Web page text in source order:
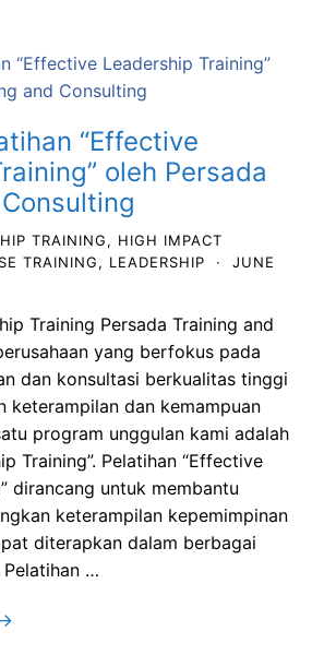
“Effective
oleh Persada
TRAINING, HIGH IMPACT
TRAINING, LEADERSHIP ·
JUNE
Training Persada Training and
yang berfokus pada
dan konsultasi berkualitas tinggi
keterampilan dan kemampuan
program unggulan kami adalah
Training”. Pelatihan “Effective
dirancang untuk membantu
keterampilan kepemimpinan
diterapkan dalam berbagai
…